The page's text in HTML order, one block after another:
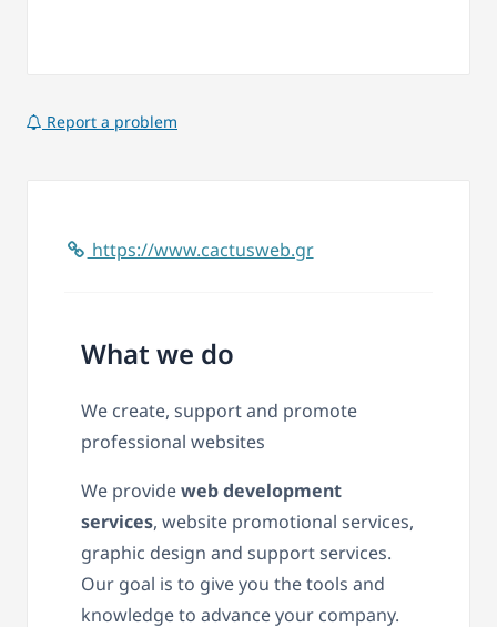
Report a problem
https://www.cactusweb.gr
What we do
We create, support and promote
professional websites
We provideweb development
services, website promotional services,
graphic design and support services.
Our goal is to give you the tools and
knowledge to advance your company.